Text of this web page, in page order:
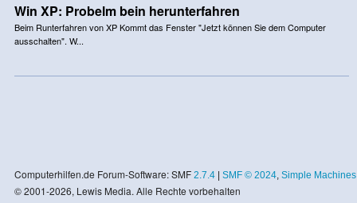
Win XP: Probelm bein herunterfahren
Beim Runterfahren von XP Kommt das Fenster "Jetzt können Sie dem Computer
ausschalten". W...
Computerhilfen.de Forum-Software: SMF 2.7.4| SMF © 2024, Simple Machines
© 2001-2026, Lewis Media. Alle Rechte vorbehalten